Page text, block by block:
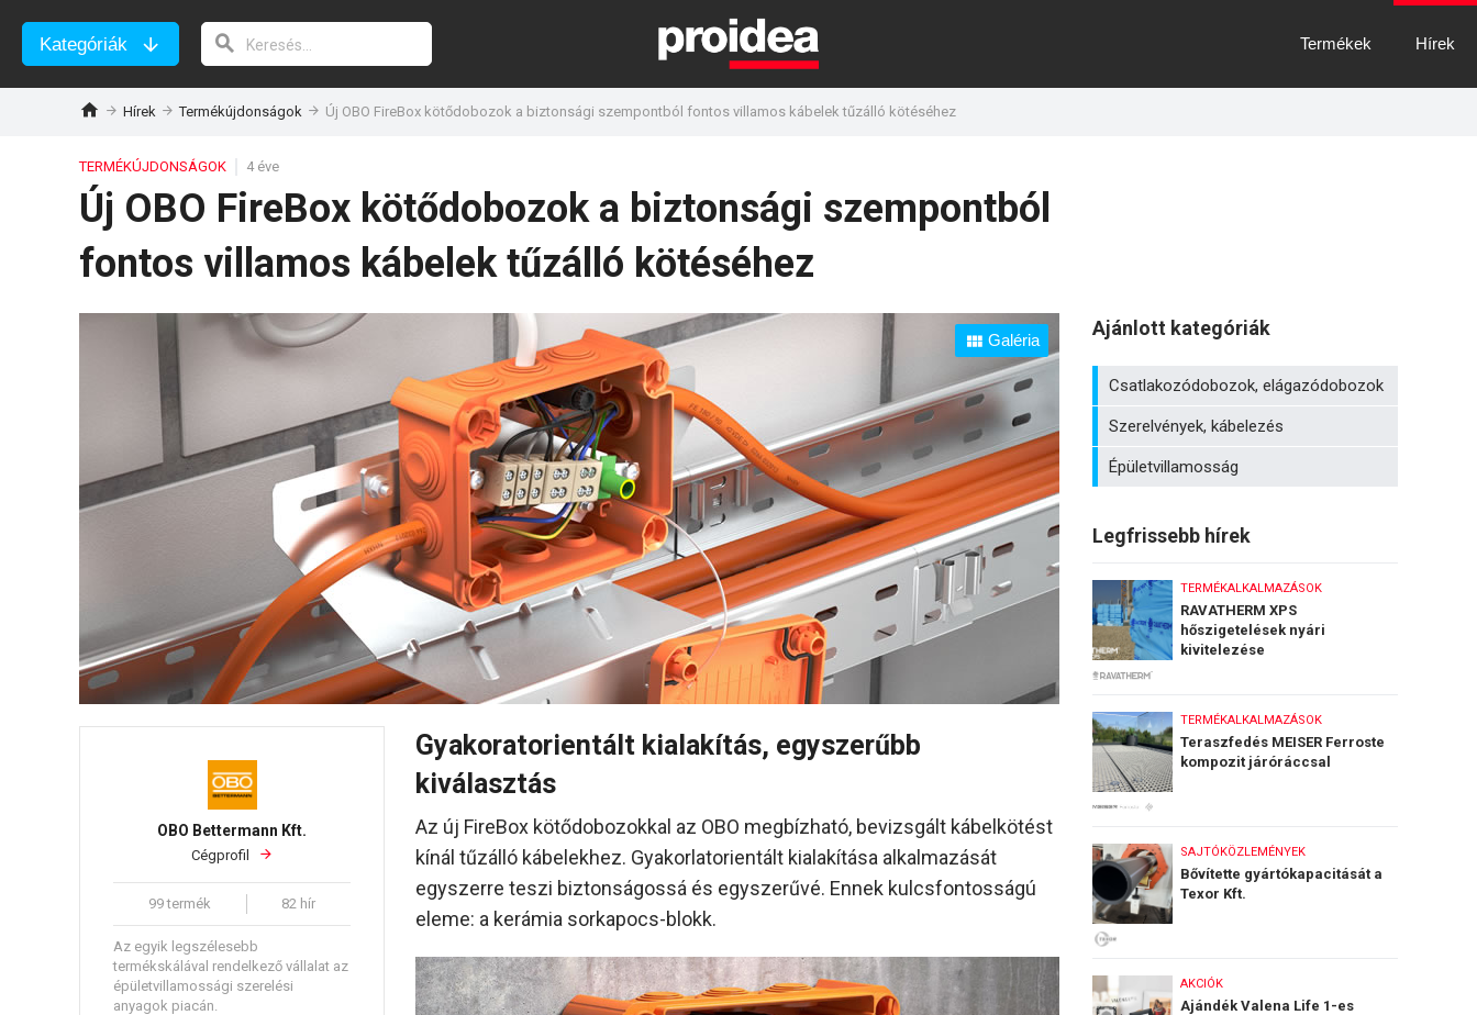
Kategóriák Termékek Hírek
Hírek Termékújdonságok Új OBO FireBox kötődobozok a biztonsági szempontból fontos villamos kábelek tűzálló kötéséhez
TERMÉKÚJDONSÁGOK 4 éve
Új OBO FireBox kötődobozok a biztonsági szempontból
fontos villamos kábelek tűzálló kötéséhez
Galéria
OBO Bettermann Kft.
Cégprofil
99 termék 82 hír
Az egyik legszélesebb
termékskálával rendelkező vállalat az
épületvillamossági szerelési
anyagok piacán.
Gyakoratorientált kialakítás, egyszerűbb
kiválasztás
Az új FireBox kötődobozokkal az OBO megbízható, bevizsgált kábelkötést
kínál tűzálló kábelekhez. Gyakorlatorientált kialakítása alkalmazását
egyszerre teszi biztonságossá és egyszerűvé. Ennek kulcsfontosságú
eleme: a kerámia sorkapocs-blokk.
Ajánlott kategóriák
Csatlakozódobozok, elágazódobozok
Szerelvények, kábelezés
Épületvillamosság
Legfrissebb hírek
TERMÉKALKALMAZÁSOK
RAVATHERM XPS
hőszigetelések nyári
kivitelezése
TERMÉKALKALMAZÁSOK
Teraszfedés MEISER Ferroste
kompozit járóráccsal
SAJTÓKÖZLEMÉNYEK
Bővítette gyártókapacitását a
Texor Kft.
AKCIÓK
Ajándék Valena Life 1-es